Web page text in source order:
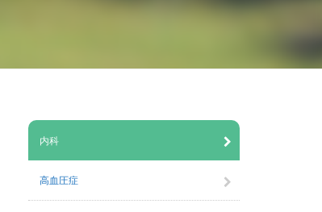
内科
高血圧症